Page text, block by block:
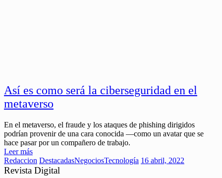
Así es como será la ciberseguridad en el
metaverso
En el metaverso, el fraude y los ataques de phishing dirigidos
podrían provenir de una cara conocida —como un avatar que se
hace pasar por un compañero de trabajo.
Leer más
Redaccion DestacadasNegociosTecnología 16 abril, 2022
Revista Digital